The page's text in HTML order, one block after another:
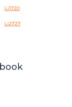
Li1720
Li2727